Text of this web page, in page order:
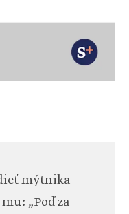
mýtnika
„Poď za